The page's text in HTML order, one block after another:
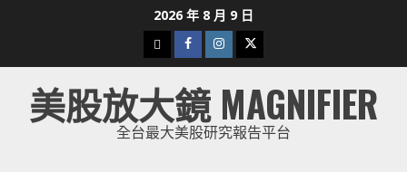
2026 年 8 月 9 日
下
載
美
股
Facebook
Instagram
Twitter
美股放大鏡 MAGNIFIER
全台最大美股研究報告平台